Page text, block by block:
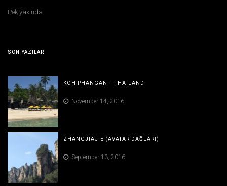
Pek yakında
SON YAZILAR
KOH PHANGAN – THAILAND
November 14, 2016
ZHANGJIAJIE (AVATAR DAĞLARI)
September 13, 2016